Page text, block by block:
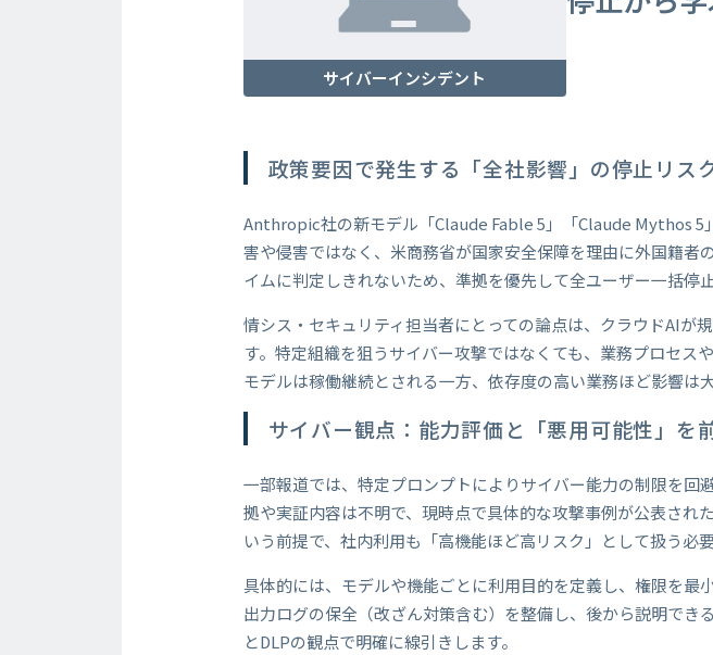
サイバーインシデント
政策要因で発生する「全社影響」の停止リス
Anthropic社の新モデル「Claude Fable 5」「Claude Mythos 5
害や侵害ではなく、米商務省が国家安全保障を理由に外国籍
イムに判定しきれないため、準拠を優先して全ユーザー一括停
情シス・セキュリティ担当者にとっての論点は、クラウドAIが
す。特定組織を狙うサイバー攻撃ではなくても、業務プロセス
モデルは稼働継続とされる一方、依存度の高い業務ほど影響は
サイバー観点：能力評価と「悪用可能性」を
一部報道では、特定プロンプトによりサイバー能力の制限を
拠や実証内容は不明で、現時点で具体的な攻撃事例が公表され
いう前提で、社内利用も「高機能ほど高リスク」として扱う必要
具体的には、モデルや機能ごとに利用目的を定義し、権限を最
出力ログの保全（改ざん対策含む）を整備し、後から説明で
とDLPの観点で明確に線引きします。